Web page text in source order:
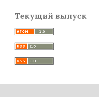
Текущий выпуск